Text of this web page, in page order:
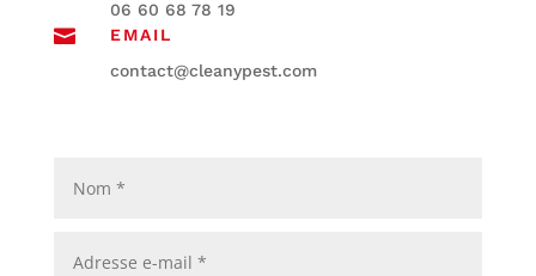
91 87
86 0
6 60

EMAIL
moc.t
sepyn
aelc@
tcatn
oc